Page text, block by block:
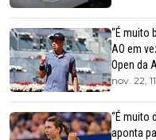
“É muito
AO em
Open da
nov. 22,
“É muito
aponta